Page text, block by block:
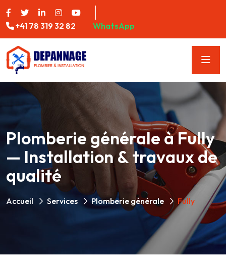
+41 78 319 32 82 WhatsApp
Plomberie générale à Fully
— Installation & travaux de
qualité
Accueil Services Plomberie générale Fully